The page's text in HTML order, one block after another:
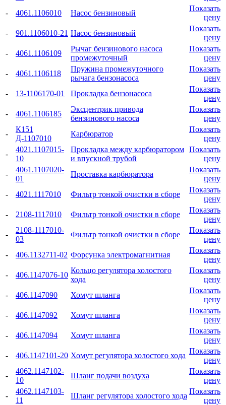
-
4061.1106010 Насос бензиновый
Показать
цену
-
901.1106010-21 Насос бензиновый
Показать
цену
-
4061.1106109
Рычаг бензинового насоса
промежуточный
Показать
цену
-
4061.1106118
Пружина промежуточного
рычага бензонасоса
Показать
цену
-
13-1106170-01 Прокладка бензонасоса
Показать
цену
-
4061.1106185
Эксцентрик привода
бензинового насоса
Показать
цену
-
К151
Д-1107010
Карбюратор
Показать
цену
-
4021.1107015-
10
Прокладка между карбюратором
и впускной трубой
Показать
цену
-
4061.1107020-
01
Проставка карбюратора
Показать
цену
-
4021.1117010 Фильтр тонкой очистки в сборе
Показать
цену
-
2108-1117010 Фильтр тонкой очистки в сборе
Показать
цену
-
2108-1117010-
03
Фильтр тонкой очистки в сборе
Показать
цену
-
406.1132711-02 Форсунка электромагнитная
Показать
цену
-
406.1147076-10
Кольцо регулятора холостого
хода
Показать
цену
-
406.1147090 Хомут шланга
Показать
цену
-
406.1147092 Хомут шланга
Показать
цену
-
406.1147094 Хомут шланга
Показать
цену
-
406.1147101-20 Хомут регулятора холостого хода
Показать
цену
-
4062.1147102-
10
Шланг подачи воздуха
Показать
цену
-
4062.1147103-
11
Шланг регулятора холостого хода
Показать
цену